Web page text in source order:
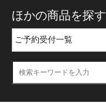
ほかの商品を探す